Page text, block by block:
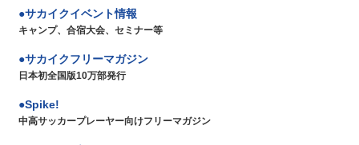
サカイクイベント情報
キャンプ、合宿大会、セミナー等
サカイクフリーマガジン
日本初全国版10万部発行
Spike!
中高サッカープレーヤー向けフリーマガジン